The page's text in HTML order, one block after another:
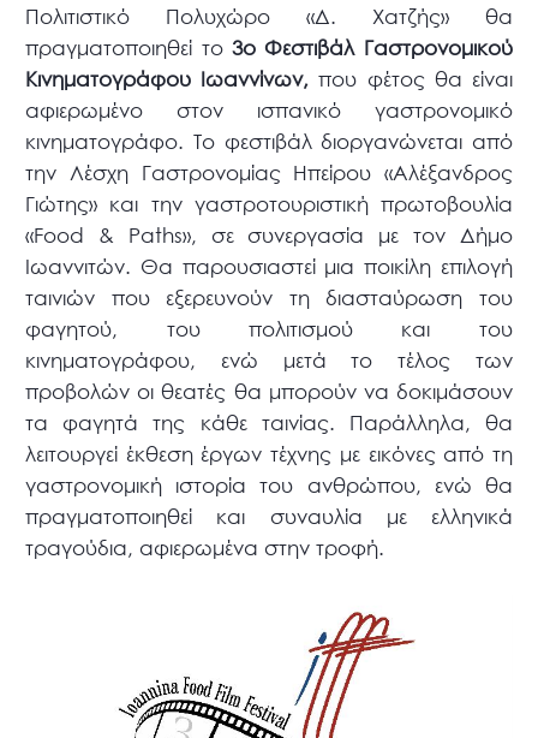
Πολιτιστικό Πολυχώρο «Δ. Χατζής» θα
πραγματοποιηθεί το 3ο Φεστιβάλ Γαστρονομικού
Κινηματογράφου Ιωαννίνων, που φέτος θα είναι
αφιερωμένο στον ισπανικό γαστρονομικό
κινηματογράφο. Το φεστιβάλ διοργανώνεται από
την Λέσχη Γαστρονομίας Ηπείρου «Αλέξανδρος
Γιώτης» και την γαστροτουριστική πρωτοβουλία
«Food & Paths», σε συνεργασία με τον Δήμο
Ιωαννιτών. Θα παρουσιαστεί μια ποικίλη επιλογή
ταινιών που εξερευνούν τη διασταύρωση του
φαγητού, του πολιτισμού και του
κινηματογράφου, ενώ μετά το τέλος των
προβολών οι θεατές θα μπορούν να δοκιμάσουν
τα φαγητά της κάθε ταινίας. Παράλληλα, θα
λειτουργεί έκθεση έργων τέχνης με εικόνες από τη
γαστρονομική ιστορία του ανθρώπου, ενώ θα
πραγματοποιηθεί και συναυλία με ελληνικά
τραγούδια, αφιερωμένα στην τροφή.